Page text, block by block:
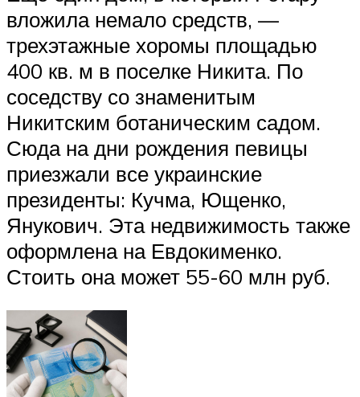
вложила немало средств, —
трехэтажные хоромы площадью
400 кв. м в поселке Никита. По
соседству со знаменитым
Никитским ботаническим садом.
Сюда на дни рождения певицы
приезжали все украинские
президенты: Кучма, Ющенко,
Янукович. Эта недвижимость также
оформлена на Евдокименко.
Стоить она может 55-60 млн руб.